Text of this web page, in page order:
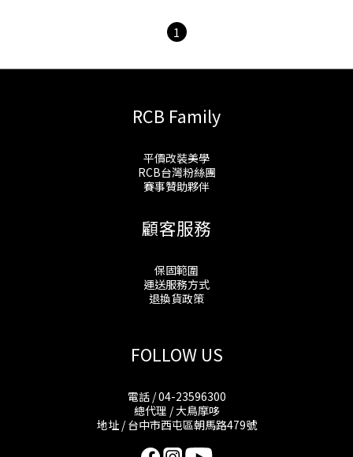
1
RCB Family
平價改裝美學
RCB台灣粉絲團
賽事贊助夥伴
顧客服務
保固範圍
運送服務方式
退換貨政策
FOLLOW US
電話 / 04-23596300
總代理 / 大鳥摩哆
地址 / 台中市西屯區朝馬路479號